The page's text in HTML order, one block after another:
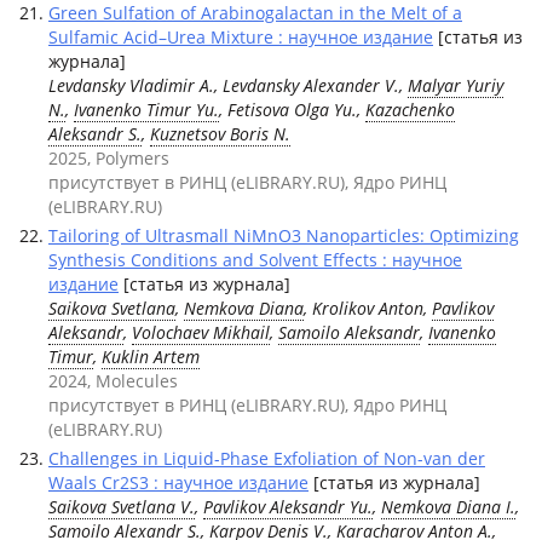
Green Sulfation of Arabinogalactan in the Melt of a
Sulfamic Acid–Urea Mixture : научное издание [статья из
журнала]
Levdansky Vladimir A., Levdansky Alexander V., Malyar Yuriy
N., Ivanenko Timur Yu., Fetisova Olga Yu., Kazachenko
Aleksandr S., Kuznetsov Boris N.
2025, Polymers
присутствует в РИНЦ (eLIBRARY.RU), Ядро РИНЦ
(eLIBRARY.RU)
Tailoring of Ultrasmall NiMnO3 Nanoparticles: Optimizing
Synthesis Conditions and Solvent Effects : научное
издание [статья из журнала]
Saikova Svetlana, Nemkova Diana, Krolikov Anton, Pavlikov
Aleksandr, Volochaev Mikhail, Samoilo Aleksandr, Ivanenko
Timur, Kuklin Artem
2024, Molecules
присутствует в РИНЦ (eLIBRARY.RU), Ядро РИНЦ
(eLIBRARY.RU)
Challenges in Liquid-Phase Exfoliation of Non-van der
Waals Cr2S3 : научное издание [статья из журнала]
Saikova Svetlana V., Pavlikov Aleksandr Yu., Nemkova Diana I.,
Samoilo Alexandr S., Karpov Denis V., Karacharov Anton A.,